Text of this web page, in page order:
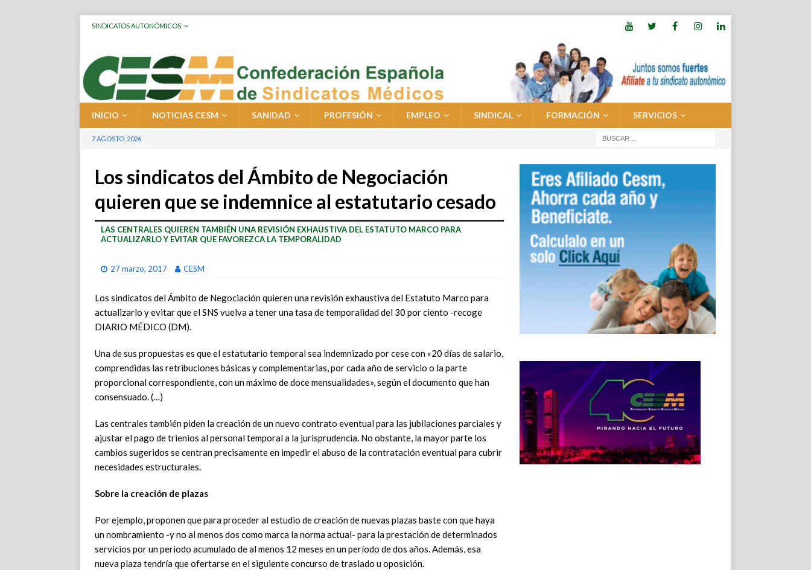
SINDICATOS AUTONÓMICOS
INICIO NOTICIAS CESM SANIDAD PROFESIÓN EMPLEO SINDICAL FORMACIÓN SERVICIOS
7 AGOSTO, 2026
Los sindicatos del Ámbito de Negociación
quieren que se indemnice al estatutario cesado
LAS CENTRALES QUIEREN TAMBIÉN UNA REVISIÓN EXHAUSTIVA DEL ESTATUTO MARCO PARA
ACTUALIZARLO Y EVITAR QUE FAVOREZCA LA TEMPORALIDAD
27 marzo, 2017 CESM
Los sindicatos del Ámbito de Negociación quieren una revisión exhaustiva del Estatuto Marco para
actualizarlo y evitar que el SNS vuelva a tener una tasa de temporalidad del 30 por ciento -recoge
DIARIO MÉDICO (DM).
Una de sus propuestas es que el estatutario temporal sea indemnizado por cese con «20 días de salario,
comprendidas las retribuciones básicas y complementarias, por cada año de servicio o la parte
proporcional correspondiente, con un máximo de doce mensualidades», según el documento que han
consensuado. (…)
Las centrales también piden la creación de un nuevo contrato eventual para las jubilaciones parciales y
ajustar el pago de trienios al personal temporal a la jurisprudencia. No obstante, la mayor parte los
cambios sugeridos se centran precisamente en impedir el abuso de la contratación eventual para cubrir
necesidades estructurales.
Sobre la creación de plazas
Por ejemplo, proponen que para proceder al estudio de creación de nuevas plazas baste con que haya
un nombramiento -y no al menos dos como marca la norma actual- para la prestación de determinados
servicios por un periodo acumulado de al menos 12 meses en un período de dos años. Además, esa
nueva plaza tendría que ofertarse en el siguiente concurso de traslado u oposición.